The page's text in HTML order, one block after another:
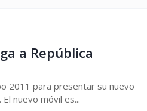
a República
2011 para presentar su nuevo
nuevo móvil es...